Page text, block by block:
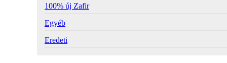
100% új Zafir
Egyéb
Eredeti